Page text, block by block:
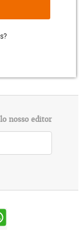
nosso editor